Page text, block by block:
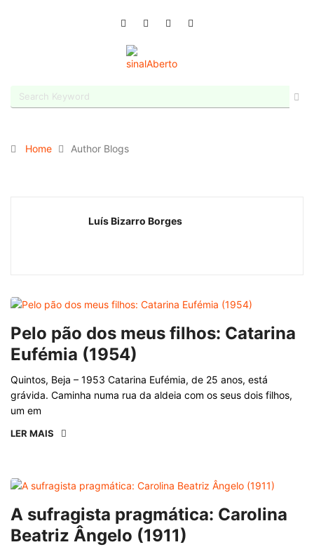
Home Author Blogs
Luís Bizarro Borges
Pelo pão dos meus filhos: Catarina
Eufémia (1954)
Quintos, Beja – 1953 Catarina Eufémia, de 25 anos, está
grávida. Caminha numa rua da aldeia com os seus dois filhos,
um em
LER MAIS
A sufragista pragmática: Carolina
Beatriz Ângelo (1911)